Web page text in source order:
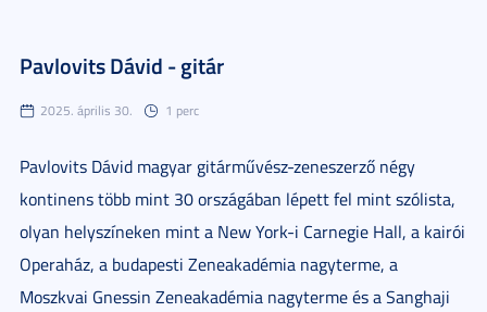
Pavlovits Dávid - gitár
2025. április 30. 1 perc
Pavlovits Dávid magyar gitárművész-zeneszerző négy
kontinens több mint 30 országában lépett fel mint szólista,
olyan helyszíneken mint a New York-i Carnegie Hall, a kairói
Operaház, a budapesti Zeneakadémia nagyterme, a
Moszkvai Gnessin Zeneakadémia nagyterme és a Sanghaji